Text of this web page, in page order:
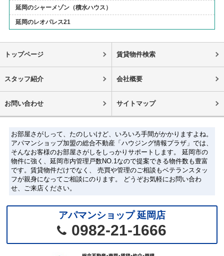
延岡のシャーメゾン（積水ハウス）
延岡のレオパレス21
トップページ 賃貸物件検索
スタッフ紹介 会社概要
お問い合わせ サイトマップ
お部屋さがしって、たのしいけど、いろいろ手間がかかりますよね。
アパマンショップ加盟の総合不動産「ハウジング情報プラザ」では、
そんなお客様のお部屋さがしをしっかりサポートします。 延岡市の
物件に強く、延岡市内管理戸数NO.1なので提案できる物件数も豊富
です。賃貸物件だけでなく、 売買や管理のご相談もベテランスタッ
フが親身になってご相談にのります。 どうぞお気軽にお問い合わ
せ、ご来店ください。
アパマンショップ 延岡店
0982-21-1666